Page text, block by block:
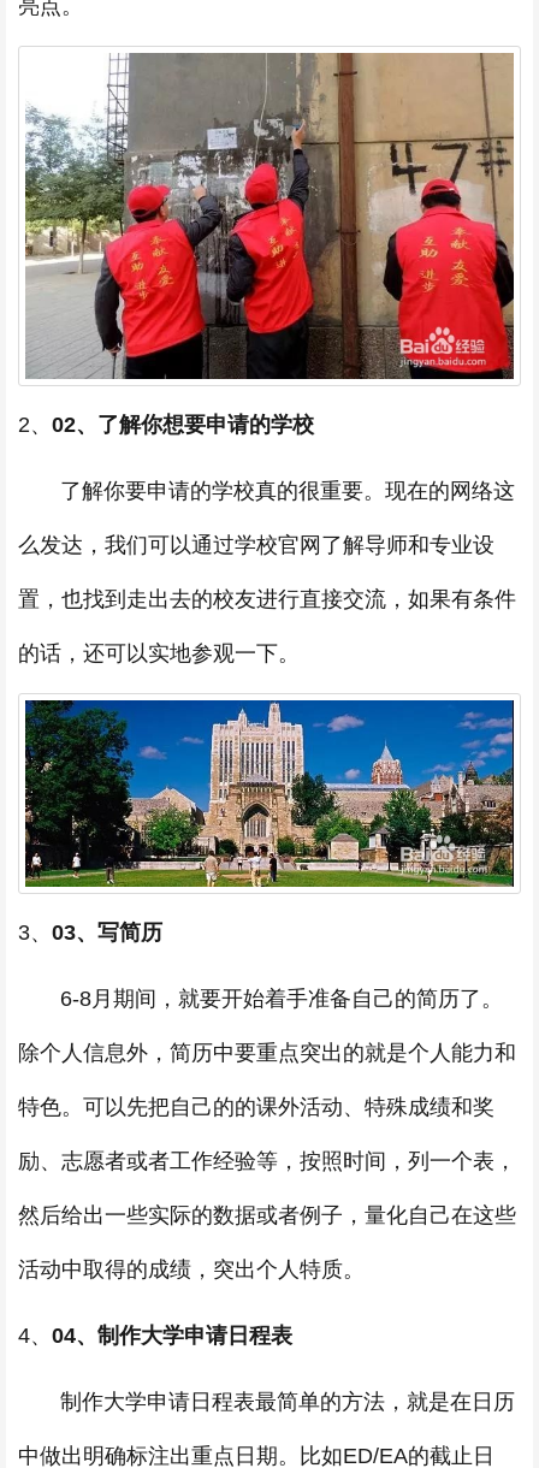
亮点。
2、 02、了解你想要申请的学校
了解你要申请的学校真的很重要。现在的网络这
么发达，我们可以通过学校官网了解导师和专业设
置，也找到走出去的校友进行直接交流，如果有条件
的话，还可以实地参观一下。
3、 03、写简历
6-8月期间，就要开始着手准备自己的简历了。
除个人信息外，简历中要重点突出的就是个人能力和
特色。可以先把自己的的课外活动、特殊成绩和奖
励、志愿者或者工作经验等，按照时间，列一个表，
然后给出一些实际的数据或者例子，量化自己在这些
活动中取得的成绩，突出个人特质。
4、 04、制作大学申请日程表
制作大学申请日程表最简单的方法，就是在日历
中做出明确标注出重点日期。比如ED/EA的截止日